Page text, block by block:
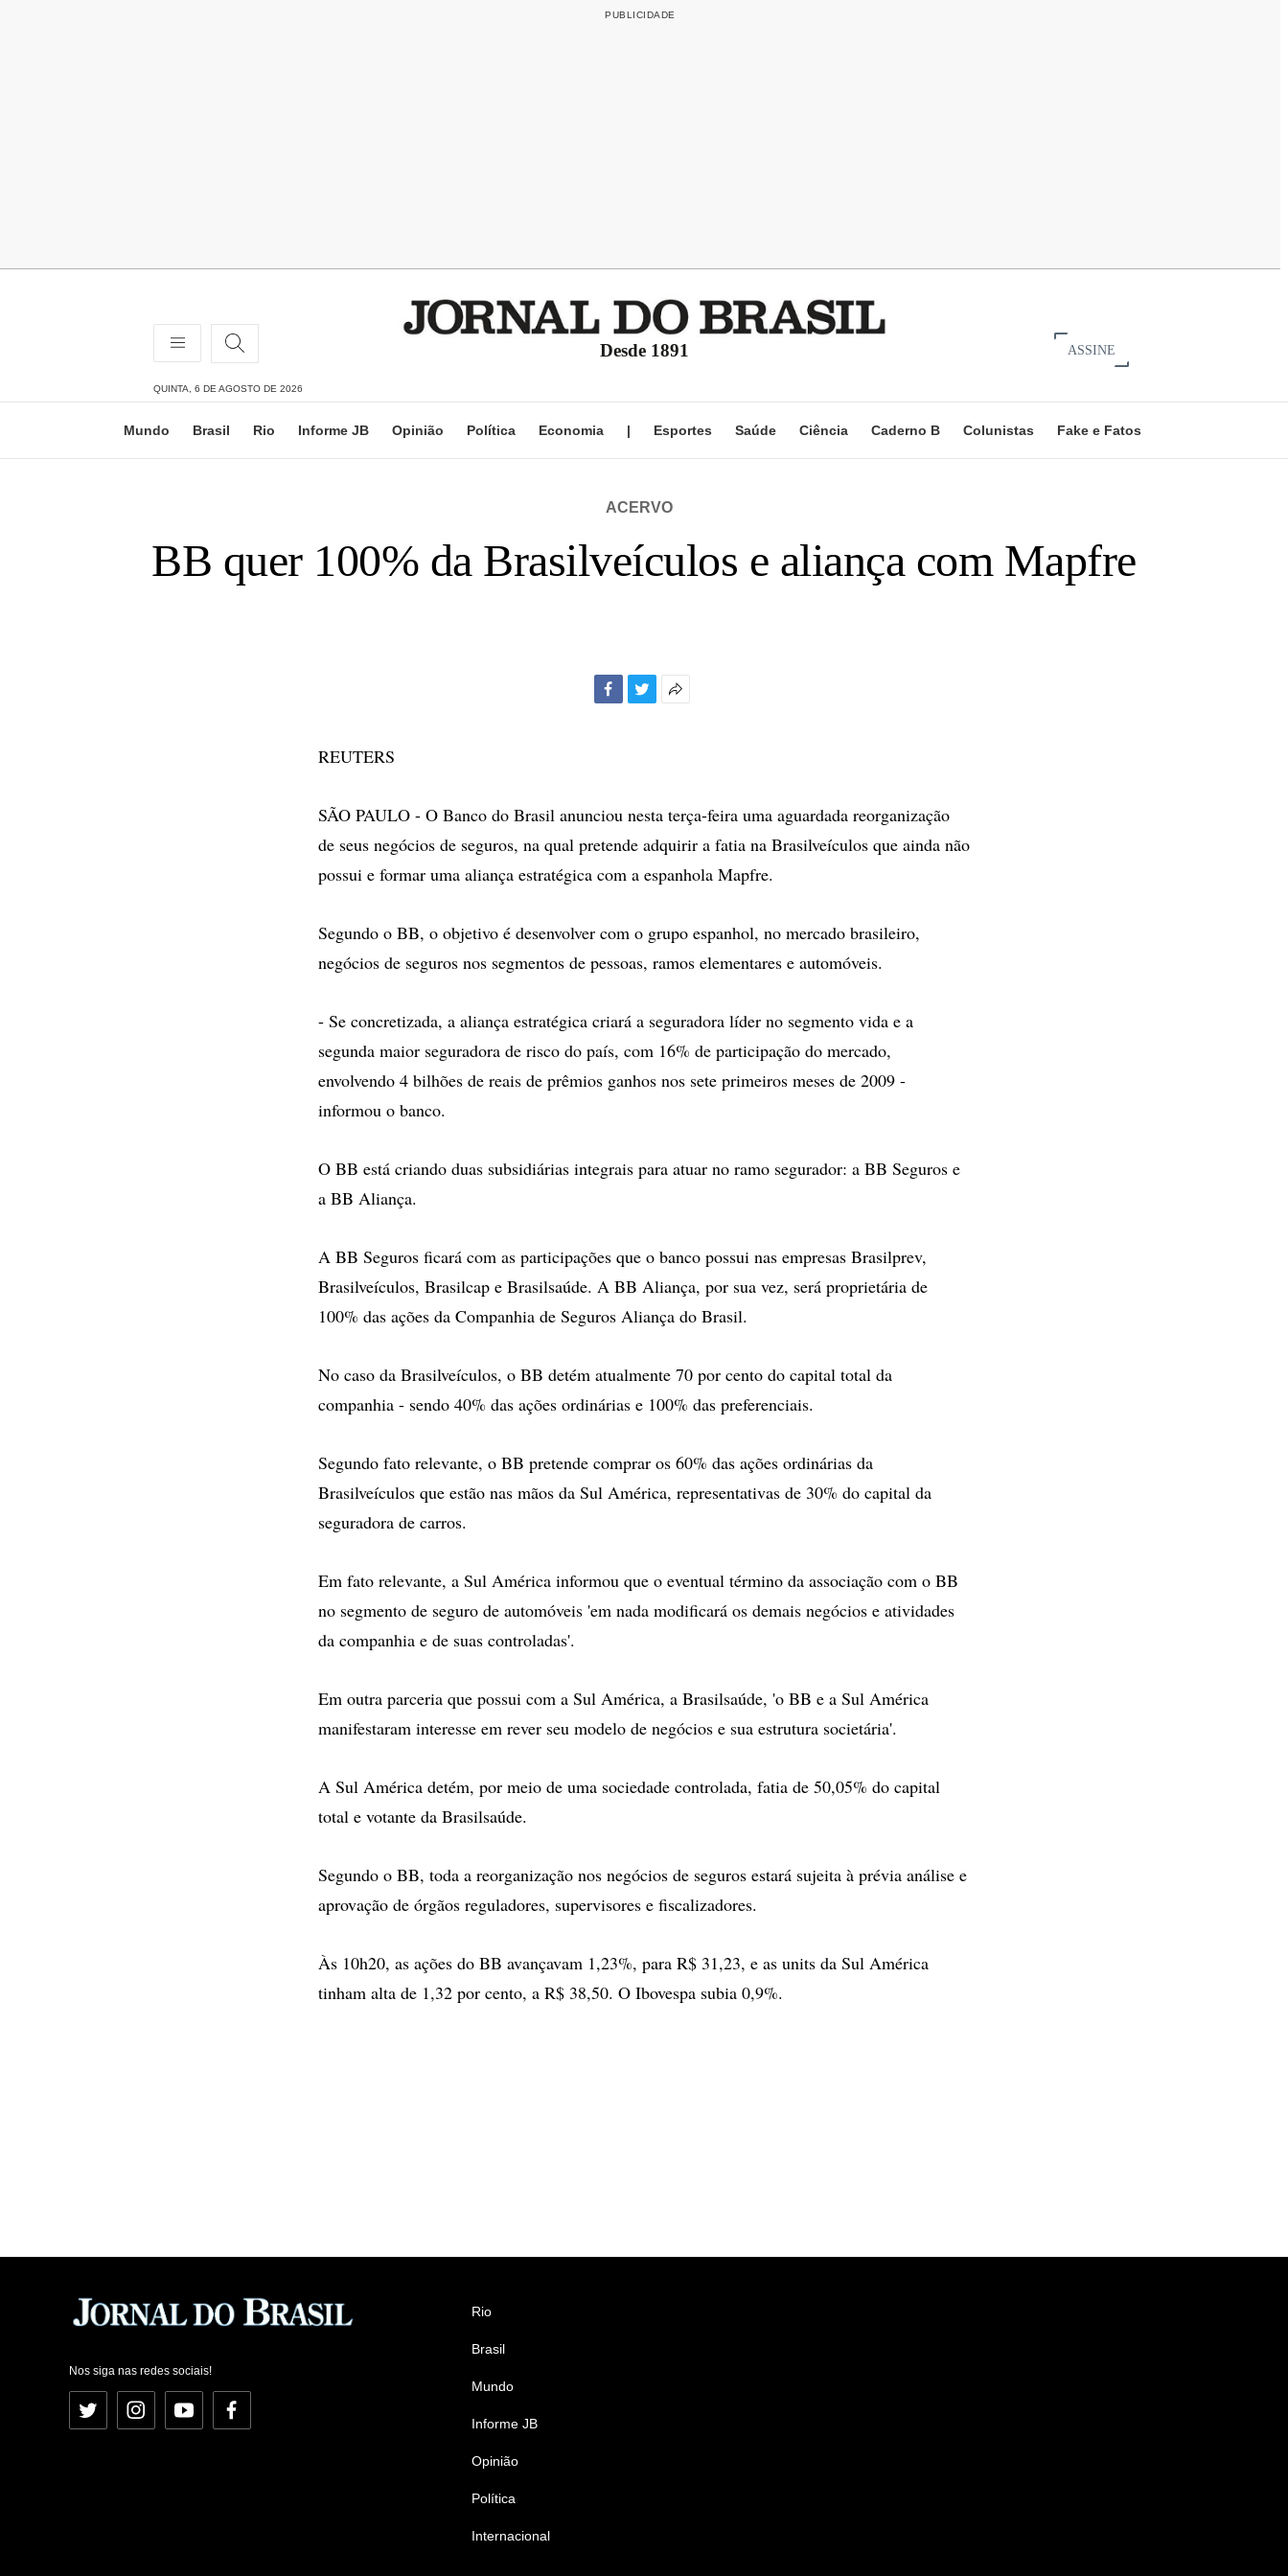
Desde 1891 ASSINE
QUINTA, 6 DE AGOSTO DE 2026
Mundo Brasil Rio Informe JB Opinião Política Economia | Esportes Saúde Ciência Caderno B Colunistas Fake e Fatos
ACERVO
BB quer 100% da Brasilveículos e aliança com Mapfre
REUTERS
SÃO PAULO - O Banco do Brasil anunciou nesta terça-feira uma aguardada reorganização
de seus negócios de seguros, na qual pretende adquirir a fatia na Brasilveículos que ainda não
possui e formar uma aliança estratégica com a espanhola Mapfre.
Segundo o BB, o objetivo é desenvolver com o grupo espanhol, no mercado brasileiro,
negócios de seguros nos segmentos de pessoas, ramos elementares e automóveis.
- Se concretizada, a aliança estratégica criará a seguradora líder no segmento vida e a
segunda maior seguradora de risco do país, com 16% de participação do mercado,
envolvendo 4 bilhões de reais de prêmios ganhos nos sete primeiros meses de 2009 -
informou o banco.
O BB está criando duas subsidiárias integrais para atuar no ramo segurador: a BB Seguros e
a BB Aliança.
A BB Seguros ficará com as participações que o banco possui nas empresas Brasilprev,
Brasilveículos, Brasilcap e Brasilsaúde. A BB Aliança, por sua vez, será proprietária de
100% das ações da Companhia de Seguros Aliança do Brasil.
No caso da Brasilveículos, o BB detém atualmente 70 por cento do capital total da
companhia - sendo 40% das ações ordinárias e 100% das preferenciais.
Segundo fato relevante, o BB pretende comprar os 60% das ações ordinárias da
Brasilveículos que estão nas mãos da Sul América, representativas de 30% do capital da
seguradora de carros.
Em fato relevante, a Sul América informou que o eventual término da associação com o BB
no segmento de seguro de automóveis 'em nada modificará os demais negócios e atividades
da companhia e de suas controladas'.
Em outra parceria que possui com a Sul América, a Brasilsaúde, 'o BB e a Sul América
manifestaram interesse em rever seu modelo de negócios e sua estrutura societária'.
A Sul América detém, por meio de uma sociedade controlada, fatia de 50,05% do capital
total e votante da Brasilsaúde.
Segundo o BB, toda a reorganização nos negócios de seguros estará sujeita à prévia análise e
aprovação de órgãos reguladores, supervisores e fiscalizadores.
Às 10h20, as ações do BB avançavam 1,23%, para R$ 31,23, e as units da Sul América
tinham alta de 1,32 por cento, a R$ 38,50. O Ibovespa subia 0,9%.
Nos siga nas redes sociais!
Twitter InstagramYouTubeFacebook
Rio
Brasil
Mundo
Informe JB
Opinião
Política
Internacional